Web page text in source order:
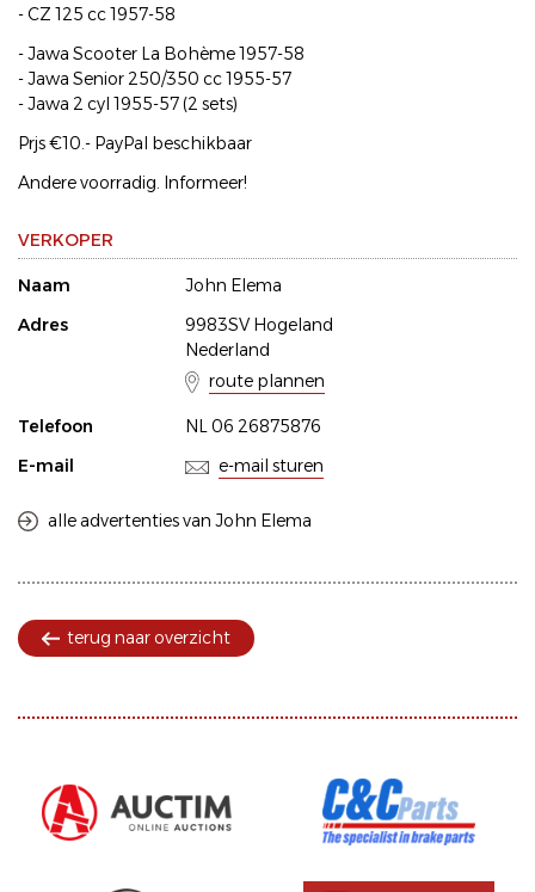
- CZ 125 cc 1957-58
- Jawa Scooter La Bohème 1957-58
- Jawa Senior 250/350 cc 1955-57
- Jawa 2 cyl 1955-57 (2 sets)
Prjs €10.- PayPal beschikbaar
Andere voorradig. Informeer!
VERKOPER
Naam
John Elema
Adres
9983SV Hogeland
Nederland
route plannen
Telefoon
NL 06 26875876
E-mail
e-mail sturen
alle advertenties van John Elema
terug naar overzicht